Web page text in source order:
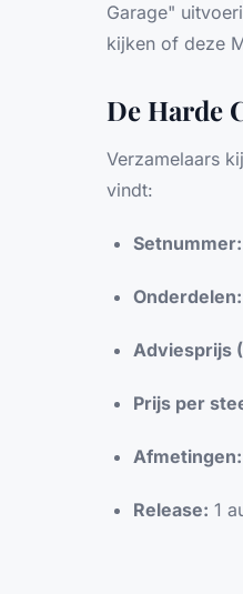
Garage"
kijken of deze
De Harde
Verzamelaars
vindt:
Setnummer:
Onderdelen:
Adviesprijs
Prijs per
Afmetingen:
Release: 1